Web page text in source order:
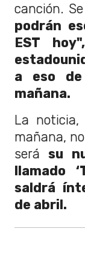
canción.
podrán
EST
a eso
mañana.
La noticia,
mañana,
serásu
llamado
saldrá
de abril.